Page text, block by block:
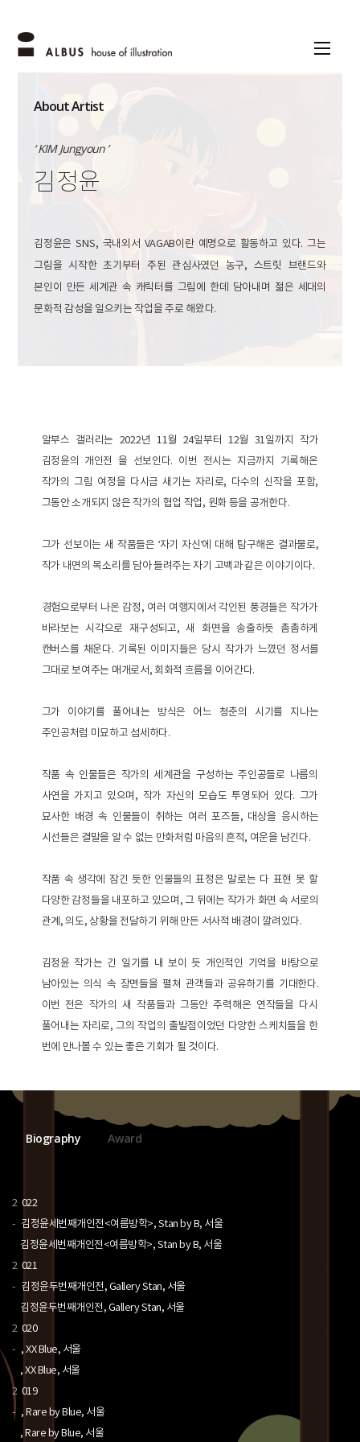
About Artist
‘ KIM Jungyoun ’
김정윤
김정윤은 SNS, 국내외서 VAGAB이란 예명으로 활동하고 있다. 그는
그림을 시작한 초기부터 주된 관심사였던 농구, 스트릿 브랜드와
본인이 만든 세계관 속 캐릭터를 그림에 한데 담아내며 젊은 세대의
문화적 감성을 일으키는 작업을 주로 해왔다.
알부스 갤러리는 2022년 11월 24일부터 12월 31일까지 작가
김정윤의 개인전 을 선보인다. 이번 전시는 지금까지 기록해온
작가의 그림 여정을 다시금 새기는 자리로, 다수의 신작을 포함,
그동안 소개되지 않은 작가의 협업 작업, 원화 등을 공개한다.
그가 선보이는 새 작품들은 ‘자기 자신’에 대해 탐구해온 결과물로,
작가 내면의 목소리를 담아 들려주는 자기 고백과 같은 이야기이다.
경험으로부터 나온 감정, 여러 여행지에서 각인된 풍경들은 작가가
바라보는 시각으로 재구성되고, 새 화면을 송출하듯 촘촘하게
캔버스를 채운다. 기록된 이미지들은 당시 작가가 느꼈던 정서를
그대로 보여주는 매개로서, 회화적 흐름을 이어간다.
그가 이야기를 풀어내는 방식은 어느 청춘의 시기를 지나는
주인공처럼 미묘하고 섬세하다.
작품 속 인물들은 작가의 세계관을 구성하는 주인공들로 나름의
사연을 가지고 있으며, 작가 자신의 모습도 투영되어 있다. 그가
묘사한 배경 속 인물들이 취하는 여러 포즈들, 대상을 응시하는
시선들은 결말을 알 수 없는 만화처럼 마음의 흔적, 여운을 남긴다.
작품 속 생각에 잠긴 듯한 인물들의 표정은 말로는 다 표현 못 할
다양한 감정들을 내포하고 있으며, 그 뒤에는 작가가 화면 속 서로의
관계, 의도, 상황을 전달하기 위해 만든 서사적 배경이 깔려있다.
김정윤 작가는 긴 일기를 내 보이 듯 개인적인 기억을 바탕으로
남아있는 의식 속 장면들을 펼쳐 관객들과 공유하기를 기대한다.
이번 전은 작가의 새 작품들과 그동안 주력해온 연작들을 다시
풀어내는 자리로, 그의 작업의 출발점이었던 다양한 스케치들을 한
번에 만나볼 수 있는 좋은 기회가 될 것이다.
Biography Award
2 022
- 김정윤세번째개인전<여름방학>, Stan by B, 서울
김정윤세번째개인전<여름방학>, Stan by B, 서울
2 021
- 김정윤두번째개인전, Gallery Stan, 서울
김정윤두번째개인전, Gallery Stan, 서울
2 020
- , XX Blue, 서울
, XX Blue, 서울
2 019
- , Rare by Blue, 서울
, Rare by Blue, 서울